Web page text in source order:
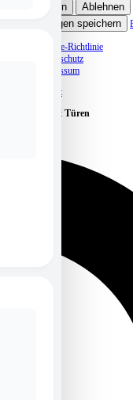
Akzeptieren Ablehnen
Einstellungen speichern
Cookie-Richtlinie
Datenschutz
Impressum
Skip to content
Caritas öffnet Türen